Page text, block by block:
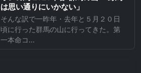
は思い通りにいかない」
そんな訳で一昨年・去年と５月２０日
頃に行った群馬の山に行ってきた。第
一本命コ...